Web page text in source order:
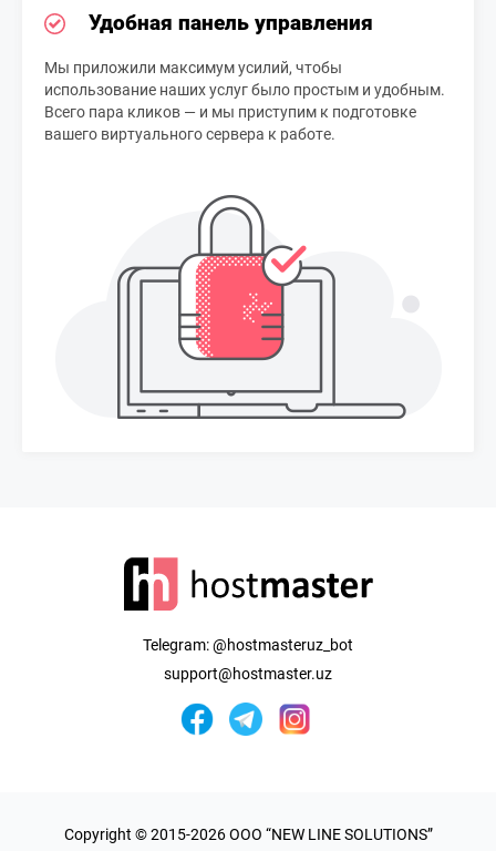
Удобная панель управления
Мы приложили максимум усилий, чтобы
использование наших услуг было простым и удобным.
Всего пара кликов — и мы приступим к подготовке
вашего виртуального сервера к работе.
Telegram:@hostmasteruz_bot
support@hostmaster.uz
Copyright © 2015-2026 OOO “NEW LINE SOLUTIONS”